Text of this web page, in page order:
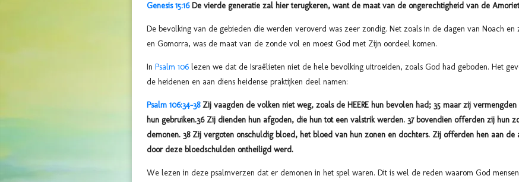
Genesis 15:16De vierde generatie zal hier terugkeren, want de maat van de ongerechtigheid van de
De bevolking van de gebieden die werden veroverd was zeer zondig. Net zoals in de dagen van Noach en
en Gomorra, was de maat van de zonde vol en moest God met Zijn oordeel komen.
In Psalm 106 lezen we dat de Israëlieten niet de hele bevolking uitroeiden, zoals God had geboden. Het
de heidenen en aan diens heidense praktijken deel namen:
Psalm 106:34-38Zij vaagden de volken niet weg, zoals de HEERE hun bevolen had; 35 maar zij
hun gebruiken.36 Zij dienden hun afgoden, die hun tot een valstrik werden. 37 bovendien offerden zij hun
demonen. 38 Zij vergoten onschuldig bloed, het bloed van hun zonen en dochters. Zij offerden hen aan
door deze bloedschulden ontheiligd werd.
We lezen in deze psalmverzen dat er demonen in het spel waren. Dit is wel de reden waarom God